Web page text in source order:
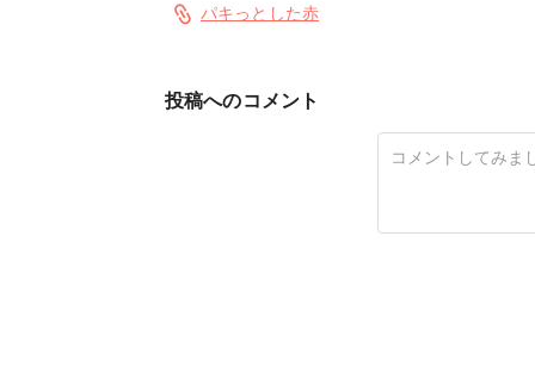
LEDレジン液
パキっとした赤
投稿へのコメント